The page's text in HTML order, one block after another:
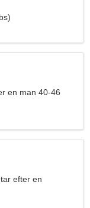
en man 40-46
efter en